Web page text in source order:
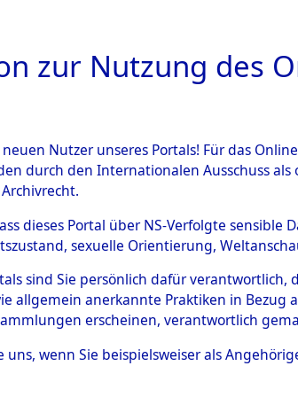
HOME
Ermittlungen
(84602189)→
zur Nutzung des
Nutzer unseres Portals! Für das
durch den Internationalen Ausschuss
dieses Portal über NS-Verfolgte
sexuelle Orientierung,
sind Sie persönlich dafür
allgemein anerkannte Praktiken in
erscheinen, verantwortlich
uns, wenn Sie beispielsweiser als